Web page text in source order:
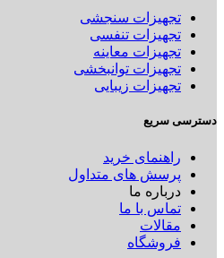
تجهیزات سنجشی
تجهیزات تنفسی
تجهیزات معاینه
تجهیزات توانبخشی
تجهیزات زیبایی
دسترسی سریع
راهنمای خرید
پرسش های متداول
درباره ما
تماس با ما
مقالات
فروشگاه